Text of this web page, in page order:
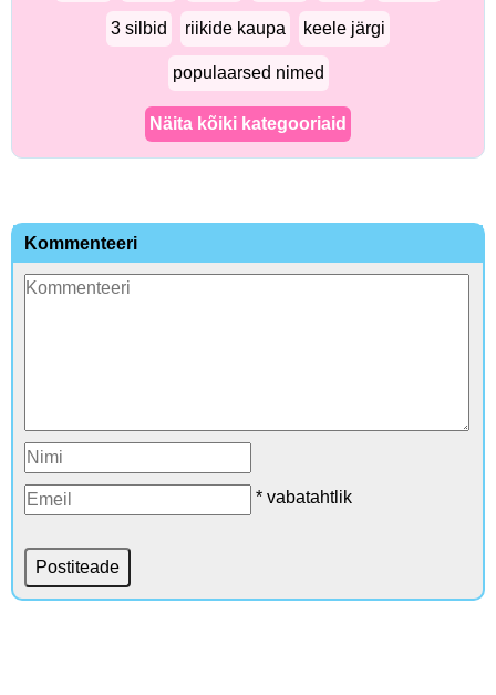
3 silbid riikide kaupa keele järgi
populaarsed nimed
Näita kõiki kategooriaid
Kommenteeri
* vabatahtlik